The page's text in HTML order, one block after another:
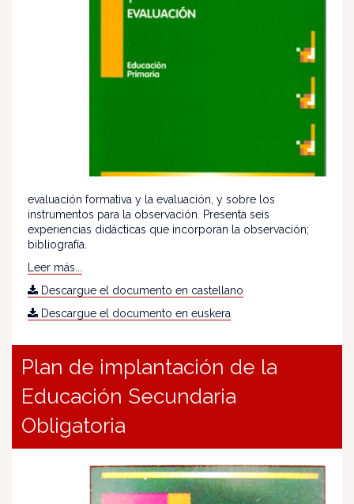
evaluación formativa y la evaluación, y sobre los
instrumentos para la observación. Presenta seis
experiencias didácticas que incorporan la observación;
bibliografía.
Leer más...
Descargue el documento en castellano
Descargue el documento en euskera
Plan de implantación de la
Educación Secundaria
Obligatoria